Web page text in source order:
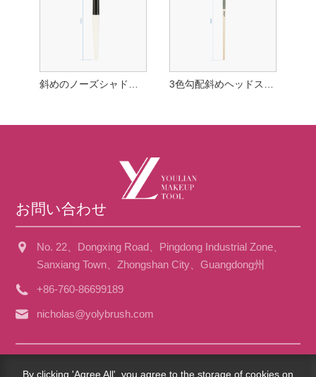
お問い合わせ
No. 22、Dongxing Road、Pingdong Industrial Zone、
Sanxiang Town、Zhongshan City、Guangdong州
+86-760-86699189
nicholas@yolybrush.com
By clicking 'Agree All', you agree to the storage of cookies on